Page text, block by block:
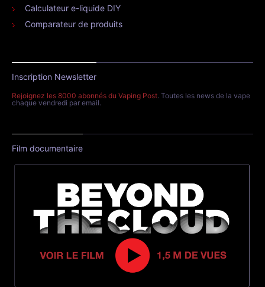
Calculateur e-liquide DIY
Comparateur de produits
Inscription Newsletter
Rejoignez les 8000 abonnés du Vaping Post. Toutes les news de la vape
chaque vendredi par email.
Film documentaire